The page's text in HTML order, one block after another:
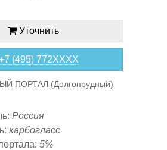
Уточнить
(495) 772XXXX
ПОРТАЛ (Долгопрудный)
Россия
карбогласс
5%